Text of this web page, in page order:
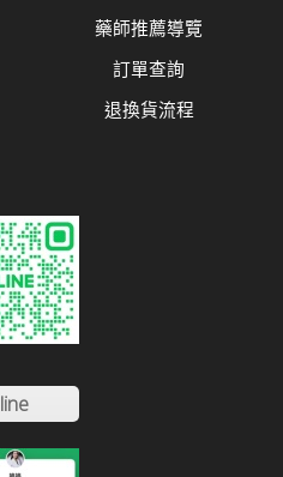
藥師推薦導覽
訂單查詢
退換貨流程
line